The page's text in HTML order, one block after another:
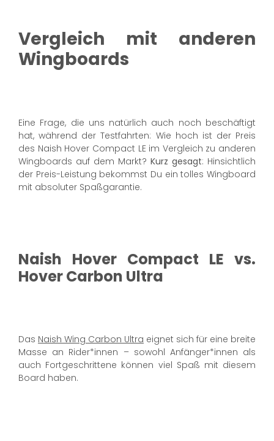
Vergleich mit anderen
Wingboards
Eine Frage, die uns natürlich auch noch beschäftigt
hat, während der Testfahrten: Wie hoch ist der Preis
des Naish Hover Compact LE im Vergleich zu anderen
Wingboards auf dem Markt? Kurz gesagt: Hinsichtlich
der Preis-Leistung bekommst Du ein tolles Wingboard
mit absoluter Spaßgarantie.
Naish Hover Compact LE vs.
Hover Carbon Ultra
Das Naish Wing Carbon Ultra eignet sich für eine breite
Masse an Rider*innen – sowohl Anfänger*innen als
auch Fortgeschrittene können viel Spaß mit diesem
Board haben.